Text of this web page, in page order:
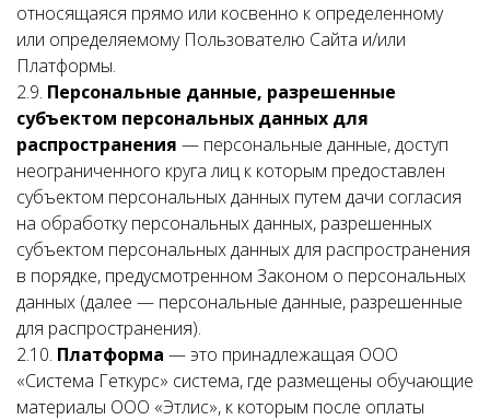
относящаяся прямо или косвенно к определенному
или определяемому Пользователю Сайта и/или
Платформы.
2.9. Персональные данные, разрешенные
субъектом персональных данных для
распространения — персональные данные, доступ
неограниченного круга лиц к которым предоставлен
субъектом персональных данных путем дачи согласия
на обработку персональных данных, разрешенных
субъектом персональных данных для распространения
в порядке, предусмотренном Законом о персональных
данных (далее — персональные данные, разрешенные
для распространения).
2.10. Платформа — это принадлежащая ООО
«Система Геткурс» система, где размещены обучающие
материалы ООО «Этлис», к которым после оплаты